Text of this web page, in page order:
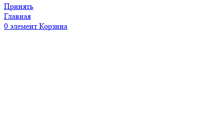
Принять
Главная
0 элемент Корзина